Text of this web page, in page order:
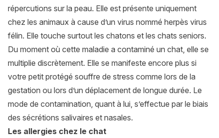
répercutions sur la peau. Elle est présente uniquement
chez les animaux à cause d’un virus nommé herpès virus
félin. Elle touche surtout les chatons et les chats seniors.
Du moment où cette maladie a contaminé un chat, elle se
multiplie discrètement. Elle se manifeste encore plus si
votre petit protégé souffre de stress comme lors de la
gestation ou lors d’un déplacement de longue durée. Le
mode de contamination, quant à lui, s’effectue par le biais
des sécrétions salivaires et nasales.
Les allergies chez le chat